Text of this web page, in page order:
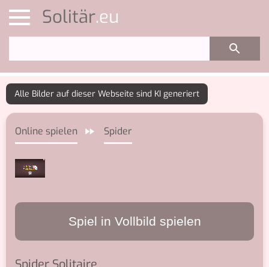
Solitär
Online spielen Spider
Spiel in Vollbild spielen